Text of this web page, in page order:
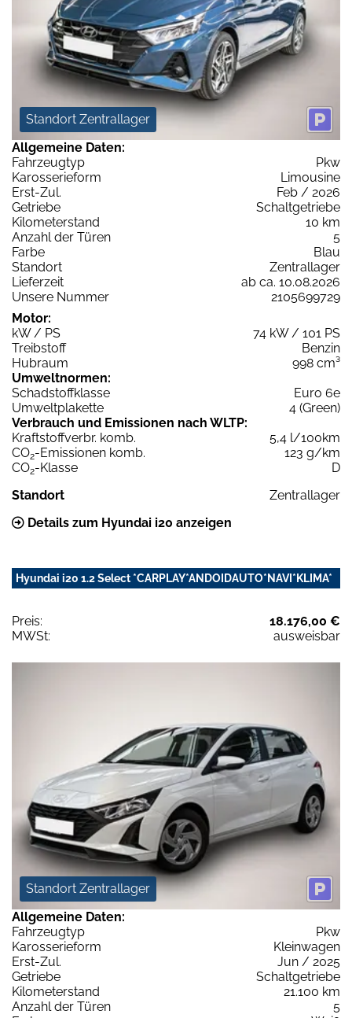
Standort Zentrallager
Allgemeine Daten:
Fahrzeugtyp
Pkw
Karosserieform
Limousine
Erst-Zul.
Feb / 2026
Getriebe
Schaltgetriebe
Kilometerstand
10 km
Anzahl der Türen
5
Farbe
Blau
Standort
Zentrallager
Lieferzeit
ab ca. 10.08.2026
Unsere Nummer
2105699729
Motor:
kW / PS
74 kW / 101 PS
Treibstoff
Benzin
Hubraum
998 cm³
Umweltnormen:
Schadstoffklasse
Euro 6e
Umweltplakette
4 (Green)
Verbrauch und Emissionen nach WLTP:
Kraftstoffverbr. komb.
5,4 l/100km
CO2-Emissionen komb.
123 g/km
CO2-Klasse
D
Standort
Zentrallager
Details zum Hyundai i20 anzeigen
Hyundai i20 1.2 Select *CARPLAY*ANDOIDAUTO*NAVI*KLIMA*
Preis:
18.176,00 €
MWSt:
ausweisbar
Standort Zentrallager
Allgemeine Daten:
Fahrzeugtyp
Pkw
Karosserieform
Kleinwagen
Erst-Zul.
Jun / 2025
Getriebe
Schaltgetriebe
Kilometerstand
21.100 km
Anzahl der Türen
5